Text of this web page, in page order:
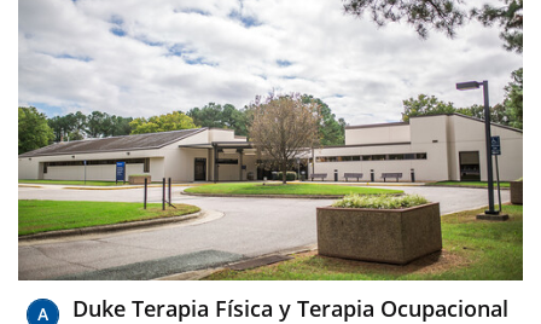
Duke Terapia Física y Terapia Ocupacional